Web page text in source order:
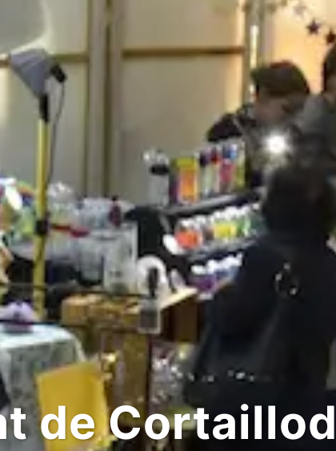
de Cortaillod